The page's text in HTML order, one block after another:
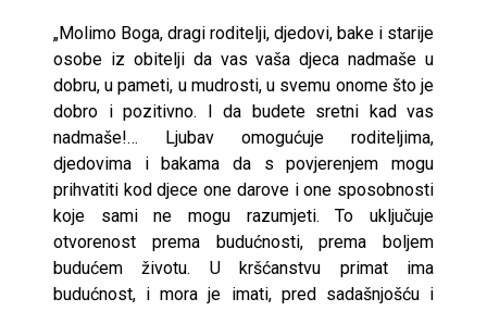
„Molimo Boga, dragi roditelji, djedovi, bake i starije
osobe iz obitelji da vas vaša djeca nadmaše u
dobru, u pameti, u mudrosti, u svemu onome što je
dobro i pozitivno. I da budete sretni kad vas
nadmaše!… Ljubav omogućuje roditeljima,
djedovima i bakama da s povjerenjem mogu
prihvatiti kod djece one darove i one sposobnosti
koje sami ne mogu razumjeti. To uključuje
otvorenost prema budućnosti, prema boljem
budućem životu. U kršćanstvu primat ima
budućnost, i mora je imati, pred sadašnjošću i